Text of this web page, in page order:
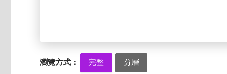
瀏覽方式： 完整 分層